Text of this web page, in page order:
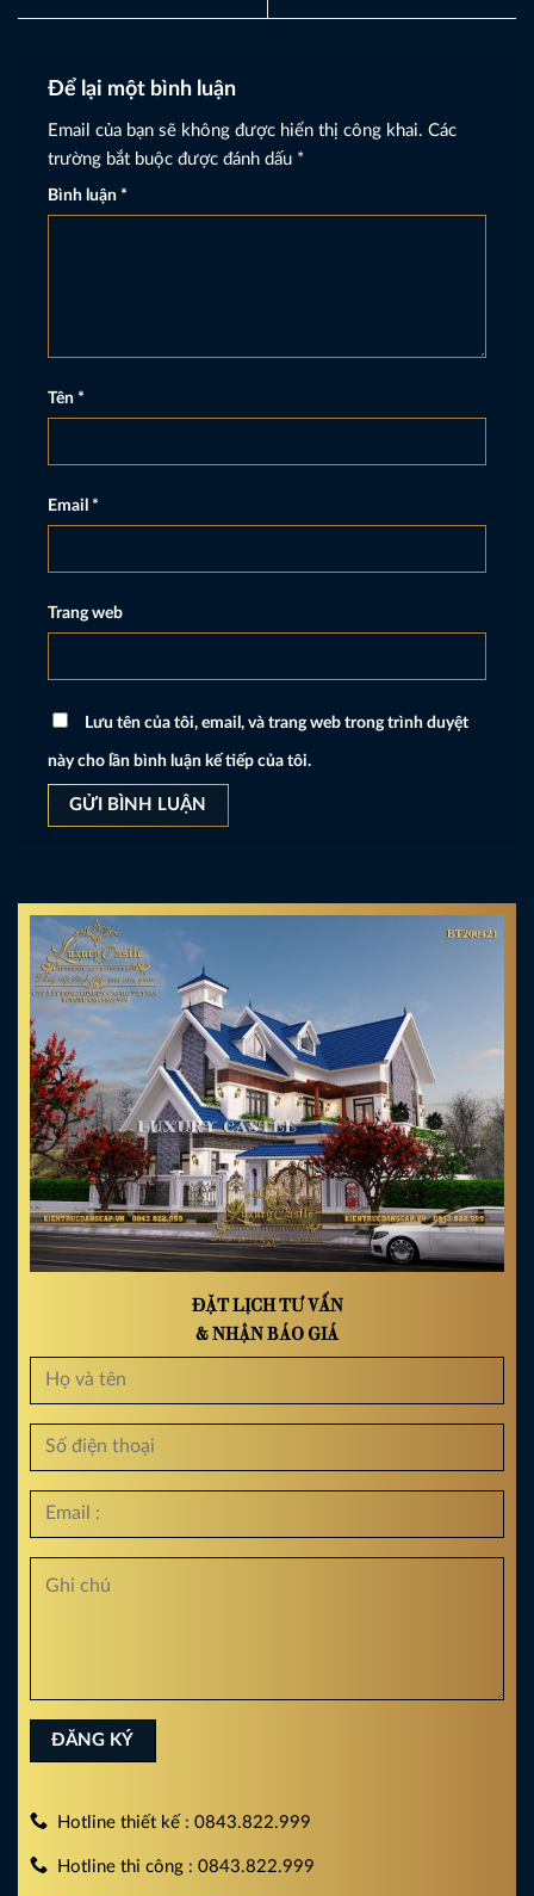
Để lại một bình luận
Email của bạn sẽ không được hiển thị công khai. Các
trường bắt buộc được đánh dấu *
Bình luận *
Tên *
Email *
Trang web
Lưu tên của tôi, email, và trang web trong trình duyệt
này cho lần bình luận kế tiếp của tôi.
ĐẶT LỊCH TƯ VẤN
& NHẬN BÁO GIÁ
Hotline thiết kế : 0843.822.999
Hotline thi công : 0843.822.999